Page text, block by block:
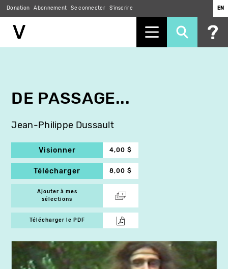
Donation Abonnement Se connecter S'inscrire EN
DE PASSAGE...
Jean-Philippe Dussault
Visionner 4,00 $
Télécharger 8,00 $
Ajouter à mes
sélections
Télécharger le PDF